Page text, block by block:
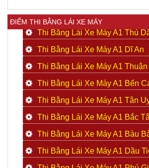
ĐIỂM THI BẰNG LÁI XE MÁY
Thi Bằng Lái Xe Máy A1 Thủ
Thi Bằng Lái Xe Máy A1 Dĩ An
Thi Bằng Lái Xe Máy A1 Thuận
Thi Bằng Lái Xe Máy A1 Bến
Thi Bằng Lái Xe Máy A1 Tân
Thi Bằng Lái Xe Máy A1 Bắc
Thi Bằng Lái Xe Máy A1 Bàu
Thi Bằng Lái Xe Máy A1 Dầu